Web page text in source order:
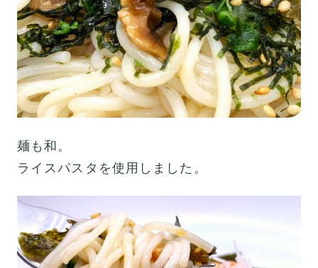
麺も和。
ライスパスタを使用しました。